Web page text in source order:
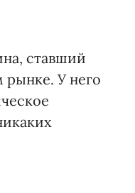
ставший
рынке. У него